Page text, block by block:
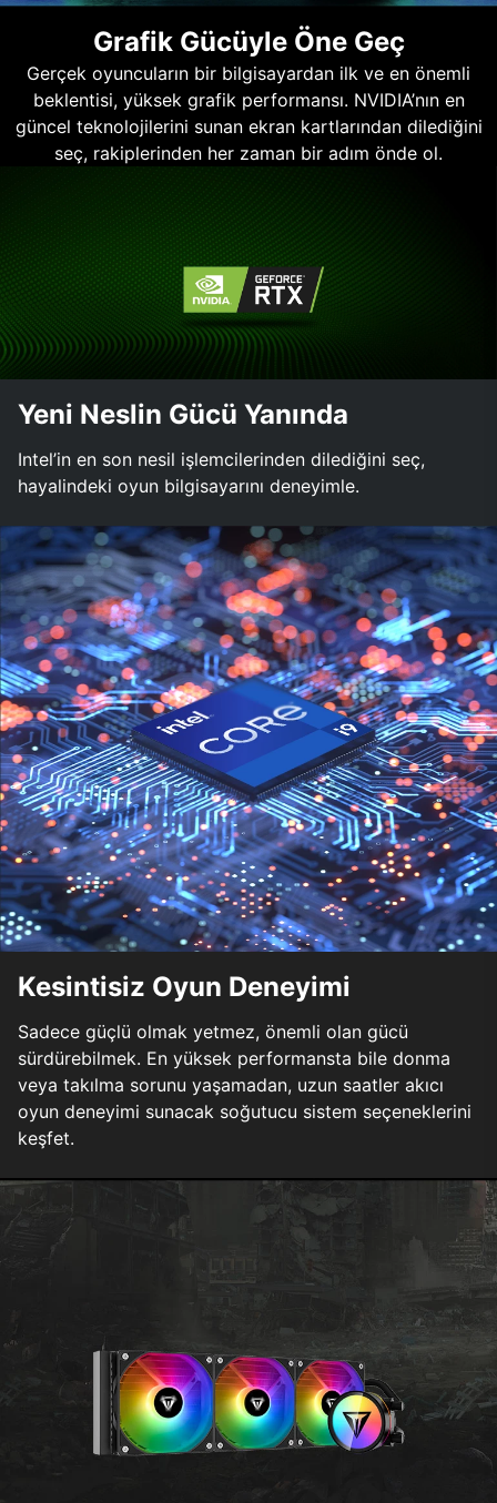
Grafik Gücüyle Öne Geç
Gerçek oyuncuların bir bilgisayardan ilk ve en önemli
beklentisi, yüksek grafik performansı. NVIDIA’nın en
güncel teknolojilerini sunan ekran kartlarından dilediğini
seç, rakiplerinden her zaman bir adım önde ol.
Yeni Neslin Gücü Yanında
Intel’in en son nesil işlemcilerinden dilediğini seç,
hayalindeki oyun bilgisayarını deneyimle.
Kesintisiz Oyun Deneyimi
Sadece güçlü olmak yetmez, önemli olan gücü
sürdürebilmek. En yüksek performansta bile donma
veya takılma sorunu yaşamadan, uzun saatler akıcı
oyun deneyimi sunacak soğutucu sistem seçeneklerini
keşfet.